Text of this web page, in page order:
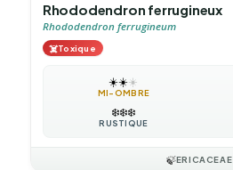
Rhododendron ferrugineux
Rhododendron ferrugineum
☠️Toxique
☀️☀️☀️
MI-OMBRE
❄️❄️❄️
RUSTIQUE
🍃ERICACEAE